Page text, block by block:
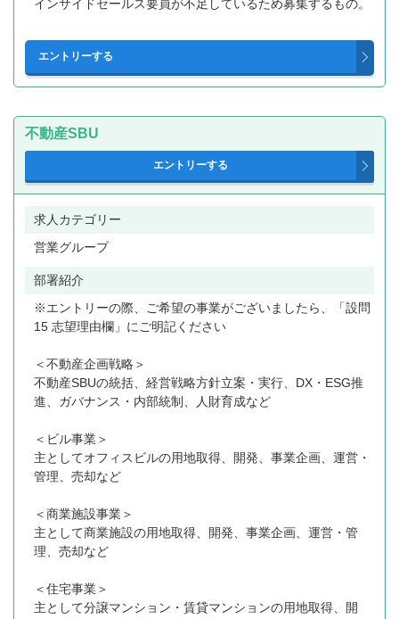
インサイドセールス要員が不足しているため募集するもの。
不動産SBU
求人カテゴリー
営業グループ
部署紹介
※エントリーの際、ご希望の事業がございましたら、「設問
15 志望理由欄」にご明記ください
＜不動産企画戦略＞
不動産SBUの統括、経営戦略方針立案・実行、DX・ESG推
進、ガバナンス・内部統制、人財育成など
＜ビル事業＞
主としてオフィスビルの用地取得、開発、事業企画、運営・
管理、売却など
＜商業施設事業＞
主として商業施設の用地取得、開発、事業企画、運営・管
理、売却など
＜住宅事業＞
主として分譲マンション・賃貸マンションの用地取得、開